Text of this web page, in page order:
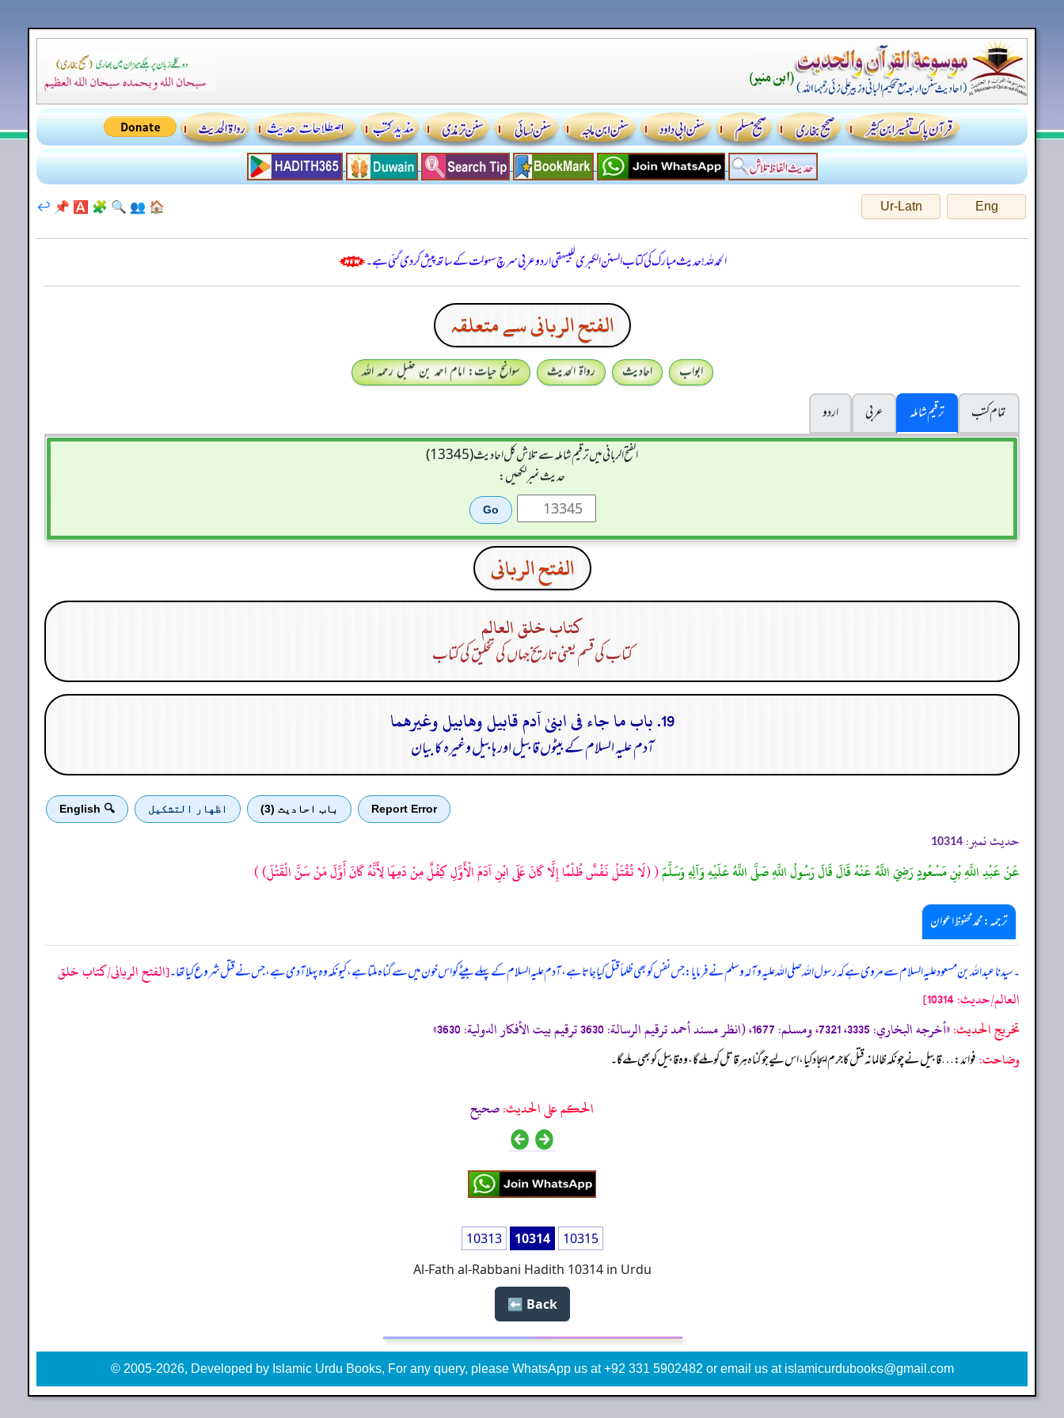
Eng
Ur-Latn
🏠
👥
🔍
🧩
🅰️
📌
↩️
الحمدللہ! حدیث مبارک کی کتاب السنن الكبرى للبيهقي اردو عربی سرچ سہولت کے ساتھ پیش کر دی گئی ہے۔
الفتح الربانی سے متعلقہ
ابواب احادیث رواۃ الحدیث
سوانح حیات: امام احمد بن حنبل رحمہ اللہ
تمام کتب
ترقیم شاملہ عربی
اردو
الفتح الربانی میں ترقیم شاملہ سے تلاش کل احادیث (13345)
حدیث نمبر لکھیں:
الفتح الربانی
كتاب خلق العالم
کتاب کی قسم یعنی تاریخ جہاں کی تخلیق کی کتاب
19. باب ما جاء فى ابنىٰ آدم قابيل وهابيل وغيرهما
آدم علیہ السلام کے بیٹوں قابیل اور ہابیل وغیرہ کا بیان
Report Error باب احادیث (3) اظهار التشكيل 🔍 English
حدیث نمبر: 10314
عَنْ عَبْدِ اللَّهِ بْنِ مَسْعُودٍ رَضِيَ اللَّهُ عَنْهُ قَالَ قَالَ رَسُولُ اللَّهِ صَلَّى اللَّهُ عَلَيْهِ وَآلِهِ وَسَلَّمَ((لَا تُقْتَلُ نَفْسٌ ظُلْمًا إِلَّا كَانَ عَلَى ابْنِ آدَمَ الْأَوَّلِ كِفْلٌ مِنْ دَمِهَا لِأَنَّهُ كَانَ أَوَّلَ مَنْ سَنَّ الْقَتْلَ))
ترجمہ:محمد محفوظ اعوان
۔ سیدنا عبد اللہ بن مسعود علیہ السلام سے مروی ہے کہ رسول اللہ صلی اللہ علیہ وآلہ وسلم نے فرمایا: جس نفس کو بھی ظلماً قتل کیا جاتا ہے، آدم علیہ السلام کے پہلے بیٹے کو اس خون میں سے گناہ ملتا ہے، کیونکہ وہ پہلا آدمی ہے، جس نے قتل شروع کیا تھا۔[الفتح الربانی/كتاب خلق
العالم/حدیث: 10314]
تخریج الحدیث:«أخرجه البخاري: 3335، 7321، ومسلم: 1677، (انظر مسند أحمد ترقيم الرسالة: 3630 ترقیم بيت الأفكار الدولية: 3630»
وضاحت: فوائد: … قابیل نے چونکہ ظالمانہ قتل کا جرم ایجاد کیا، اس لیے جو گناہ ہر قاتل کو ملے گا، وہ قابیل کو بھی ملے گا۔
الحكم على الحديث:صحیح
10313 10314
10315
Al-Fath al-Rabbani Hadith 10314 in Urdu
Back ⬅️
© 2005-2026, Developed by Islamic Urdu Books, For any query, please WhatsApp us at +92 331 5902482 or email us at islamicurdubooks@gmail.com